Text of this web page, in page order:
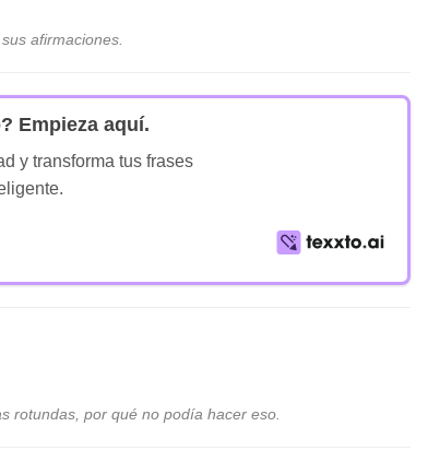
afirmaciones.
Empieza aquí.
y transforma tus frases
rotundas, por qué no podía hacer eso.